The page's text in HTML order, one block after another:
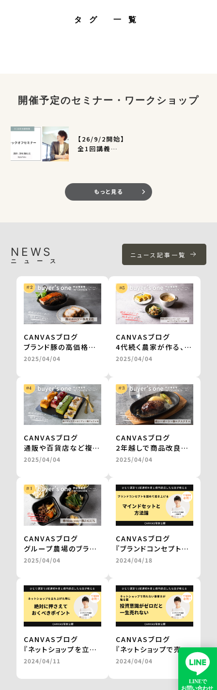
タグ 一覧
開催予定のセミナー・ワークショップ
【26/9/2開始】
全1回講義
もっと見る
NEWS
ニュース
ニュース記事一覧
CANVASブログ
ブランド豚の高価格帯
ギフトが、お取り寄せグ
の開発も進行中
＜from buyer’s
one＞
2025/04/04
CANVASブログ
4代続く農家が作る、無
農薬栽培・天日干しの
～600食を継続販売
＜from buyer’s
one＞
2025/04/04
CANVASブログ
通販や百貨店など複数
社との商品開発が一気
拡大を実現 ＜from
buyer’s one＞
2025/04/04
CANVASブログ
2年越しで商品改良に
取り組み、百貨店のギ
実現 ＜from
buyer’s one＞
2025/04/04
CANVASブログ
グループ農場のブラン
ド和牛を、レンジアップ
百貨店やJALの通販で
の販売を実現
＜from buyer’s
one＞
2025/04/04
CANVASブログ
『ブランドコンセプトを
固めて磨き上げる
by 三浦卓也氏
2024/04/18
CANVASブログ
『ネットショップを立ち
上げた時に
きポイント。』
2024/04/11
CANVASブログ
『ネットショップで売れ
ない事業主が陥る罠。
投資意識がゼロだと一
生売れない。』
2024/04/04